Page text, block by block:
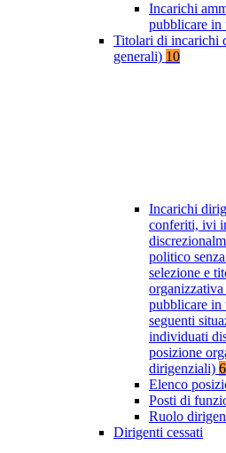
Incarichi
pubblicare in
Titolari di incarichi
generali) 10
Incarichi
conferiti, ivi
politico
selezione e
pubblicare in
seguenti
individuati
posizione
dirigenziali) 6
Elenco
Posti di
Ruolo
Dirigenti cessati